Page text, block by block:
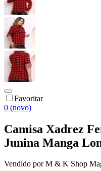
Favoritar
0 (novo)
Camisa Xadrez
Junina Manga
Vendido porM & K Shop